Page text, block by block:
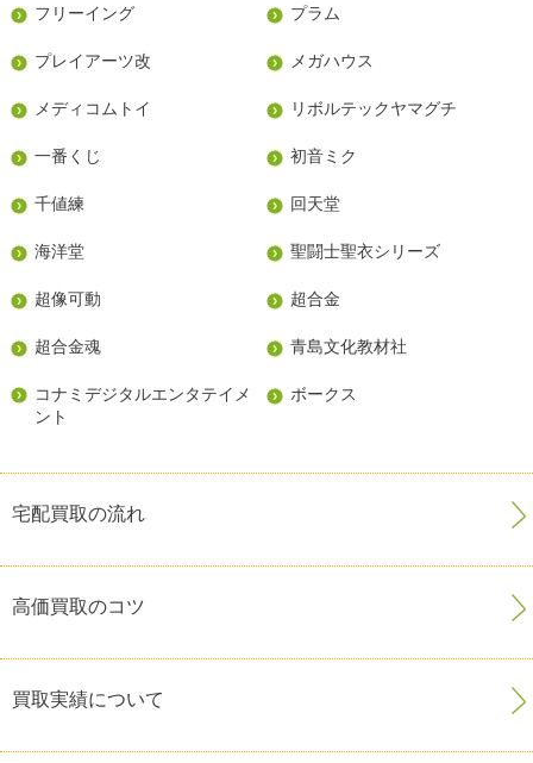
フリーイング プラム
プレイアーツ改 メガハウス
メディコムトイ リボルテックヤマグチ
一番くじ 初音ミク
千値練 回天堂
海洋堂 聖闘士聖衣シリーズ
超像可動 超合金
超合金魂 青島文化教材社
コナミデジタルエンタテイメ
ント
ボークス
宅配買取の流れ
高価買取のコツ
買取実績について